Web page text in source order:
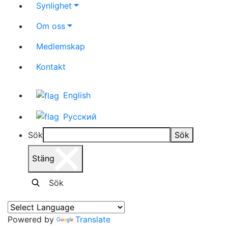
Synlighet
Om oss
Medlemskap
Kontakt
English
Русский
Sök
Sök
Stäng
Sök
Powered by
Translate